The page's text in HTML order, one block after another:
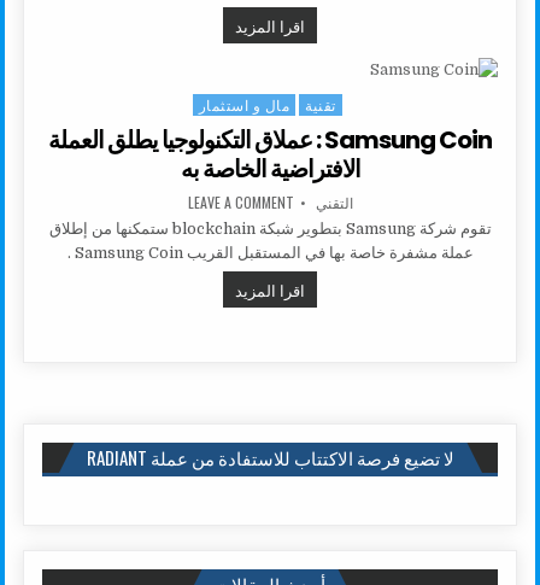
اقرا المزيد
Posted in
تقنية مال و استثمار
Samsung Coin : عملاق التكنولوجيا يطلق العملة
الافتراضية الخاصة به
AUTHOR:
التقني LEAVE A COMMENTON SAMSUNG COIN : عملاق التكنولوجيا يطلق العملة الافتراضية الخاصة به
تقوم شركة Samsung بتطوير شبكة blockchain ستمكنها من إطلاق
عملة مشفرة خاصة بها في المستقبل القريب Samsung Coin .
اقرا المزيد
لا تضيع فرصة الاكتتاب للاستفادة من عملة RADIANT